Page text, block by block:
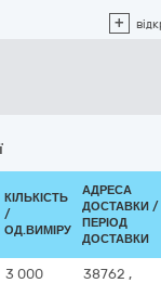
+
КІЛЬКІСТЬ
/
ОД.ВИМІРУ
АДРЕСА
ДОСТАВКИ /
ПЕРІОД
ДОСТАВКИ
3 000
38762 ,